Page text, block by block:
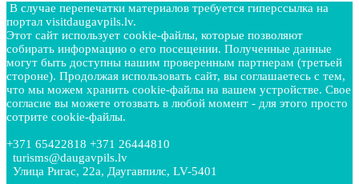
В случае перепечатки материалов требуется гиперссылка на
портал visitdaugavpils.lv.
Этот сайт использует cookie-файлы, которые позволяют
собирать информацию о его посещении. Полученные данные
могут быть доступны нашим проверенным партнерам (третьей
стороне). Продолжая использовать сайт, вы соглашаетесь с тем,
что мы можем хранить cookie-файлы на вашем устройстве. Свое
согласие вы можете отозвать в любой момент - для этого просто
сотрите cookie-файлы.
+371 65422818 +371 26444810
turisms@daugavpils.lv
Улица Ригас, 22a, Даугавпилс, LV-5401